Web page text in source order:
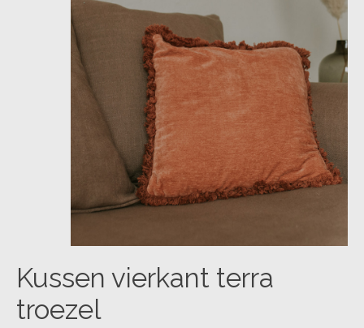
Kussen vierkant terra
troezel